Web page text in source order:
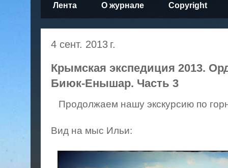
Лента О журнале Copyright
4 сент. 2013 г.
Крымская экспедиция 2013.
Биюк-Енышар. Часть 3
Продолжаем нашу экскурсию по
Вид на мыс Ильи: